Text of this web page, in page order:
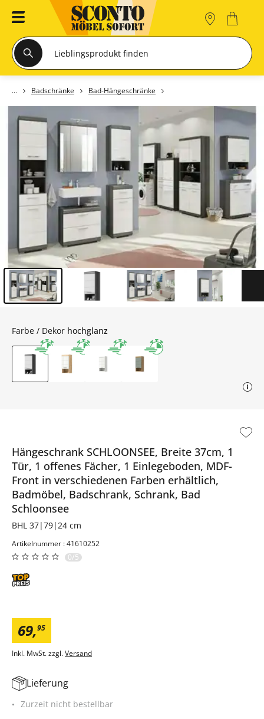
Badschränke Bad-Hängeschränke
Hängeschrank SCHLOONSEE, Breite 37cm, 1
Tür, 1 offenes Fächer, 1 Einlegeboden, MDF-
Front in verschiedenen Farben erhältlich,
Badmöbel, Badschrank, Schrank, Bad
Schloonsee
BHL 37|79|24 cm
Artikelnummer : 41610252
0/5
69,95
Inkl. MwSt. zzgl.Versand
Farbe / Dekor hochglanz
Lieferung
Zurzeit nicht bestellbar